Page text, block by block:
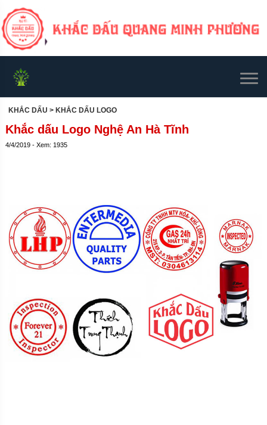
KHẮC DẤU > KHẮC DẤU LOGO
Khắc dấu Logo Nghệ An Hà Tĩnh
4/4/2019 - Xem: 1935